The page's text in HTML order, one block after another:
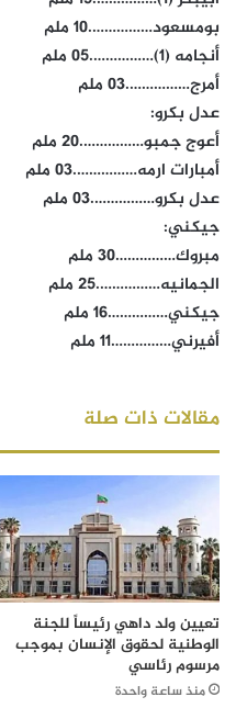
بومسعود…………….10 ملم
أنجامه (1)…………….05 ملم
أمرج…………….03 ملم
عدل بكرو:
أعوج جمبو…………….20 ملم
أمبارات ارمه…………….03 ملم
عدل بكرو…………….03 ملم
جيكني:
مبروك……………30 ملم
الجمانيه…………….25 ملم
جيكني……………16 ملم
أفيرني……………11 ملم
مقالات ذات صلة
تعيين ولد داهي رئيساً للجنة
الوطنية لحقوق الإنسان بموجب
مرسوم رئاسي
منذ ساعة واحدة